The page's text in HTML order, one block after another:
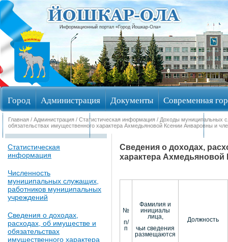
Информационный портал «Город Йошкар-Ола»
Город Администрация Документы Современная
Обращения граждан Общественные обсуждения
Главная / Администрация / Статистическая информация / Доходы муниципальных
обязательствах имущественного характера Ахмедьяновой Ксении Анваровны и
Статистическая
информация
Численность
муниципальных служащих,
работников муниципальных
учреждений
Сведения о доходах,
расходах, об имуществе и
обязательствах
имущественного характера
Сведения о доходах,
характера
№
п/
п
Фамилия и
инициалы
лица,
чьи сведения
размещаются
Должность